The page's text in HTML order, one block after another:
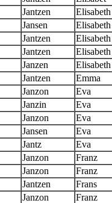
Jantzen
Elisabeth
Jansen
Elisabeth
Jantzen
Elisabeth
Jantzen
Elisabeth
Janzen
Elisabeth
Jantzen
Emma
Janzon
Eva
Janzin
Eva
Janzon
Eva
Jansen
Eva
Jantz
Eva
Janzon
Franz
Janzon
Franz
Jantzen
Frans
Janzon
Franz